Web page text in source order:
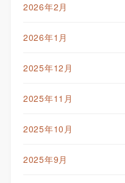
2026年2月
2026年1月
2025年12月
2025年11月
2025年10月
2025年9月